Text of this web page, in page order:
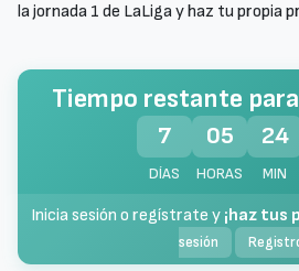
la jornada 1 de LaLiga y haz tu propia
Tiempo restante
7
DÍAS
05
HORAS
24
MIN
Inicia sesión o regístrate y ¡haz tus
sesión